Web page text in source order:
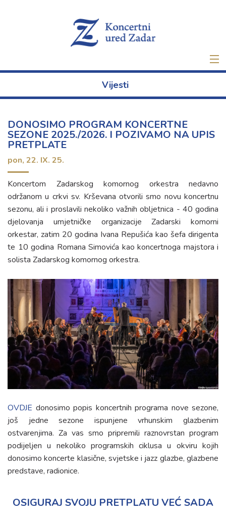
Ulaznice
Novo
Kontakt
Vijesti
DONOSIMO PROGRAM KONCERTNE
SEZONE 2025./2026. I POZIVAMO NA UPIS
PRETPLATE
pon, 22. IX. 25.
Koncertom Zadarskog komornog orkestra nedavno
održanom u crkvi sv. Krševana otvorili smo novu koncertnu
sezonu, ali i proslavili nekoliko važnih obljetnica - 40 godina
djelovanja umjetničke organizacije Zadarski komorni
orkestar, zatim 20 godina Ivana Repušića kao šefa dirigenta
te 10 godina Romana Simovića kao koncertnoga majstora i
solista Zadarskog komornog orkestra.
OVDJE donosimo popis koncertnih programa nove sezone,
još jedne sezone ispunjene vrhunskim glazbenim
ostvarenjima. Za vas smo pripremili raznovrstan program
podijeljen u nekoliko programskih ciklusa u okviru kojih
donosimo koncerte klasične, svjetske i jazz glazbe, glazbene
predstave, radionice.
OSIGURAJ SVOJU PRETPLATU VEĆ SADA